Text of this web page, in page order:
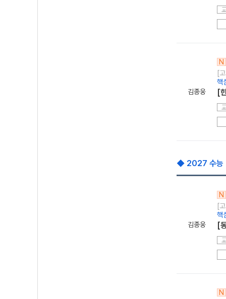
김종웅
N
[
핵
[
◆ 2027 수능
김종웅
N
[
핵
[
N